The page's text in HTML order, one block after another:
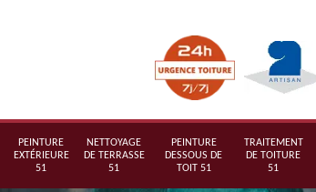
PEINTURE
EXTÉRIEURE
51
NETTOYAGE
DE TERRASSE
51
PEINTURE
DESSOUS DE
TOIT 51
TRAITEMENT
DE TOITURE
51